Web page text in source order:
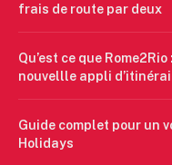
frais de route par deux
Qu’est ce que
nouvellle appli
Guide complet pour un
Holidays